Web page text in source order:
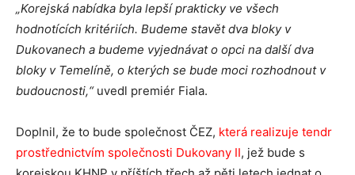
„Korejská nabídka byla lepší prakticky ve všech
hodnotících kritériích. Budeme stavět dva bloky v
Dukovanech a budeme vyjednávat o opci na další dva
bloky v Temelíně, o kterých se bude moci rozhodnout v
budoucnosti,“uvedl premiér Fiala.
Doplnil, že to bude společnost ČEZ, která realizuje tendr
prostřednictvím společnosti Dukovany II, jež bude s